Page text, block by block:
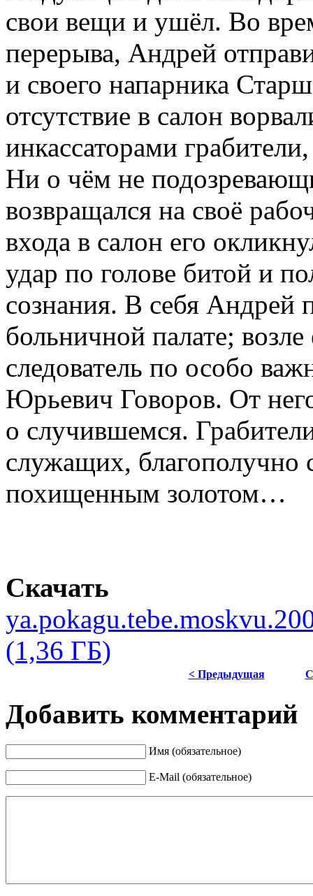
свои вещи и ушёл. Во
перерыва, Андрей
и своего напарника
отсутствие в салон
инкассаторами
Ни о чём не
возвращался на своё
входа в салон его
удар по голове битой и
сознания. В себя Андрей
больничной палате; возле
следователь по особо
Юрьевич Говоров. От
о случившемся.
служащих, благополучно
похищенным золотом…
Скачать
(1,36 ГБ)
< Предыдущая
Добавить комментарий
Имя (обязательное)
E-Mail (обязательное)